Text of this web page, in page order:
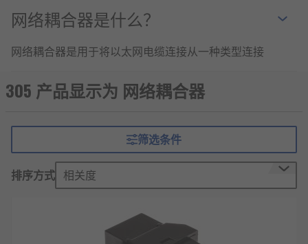
网络耦合器是什么？
网络耦合器是用于将以太网电缆连接从一种类型连接
因，例如延长网络布线、拆分信号以允许将两条电缆
连接到单个端口或允许连接不同类型的网络电缆。目
兆网络速度的数据传输，还可以利用以太网供电
（PoE）。
以太网（Ethernet）是应用最广泛的局域网通
以太网协议定义了一系列软件和硬件标准，从
而将不同的计算机设备连接在一起。以太网
305 产品显示为 网络耦合器
筛选条件
排序方式 相关度